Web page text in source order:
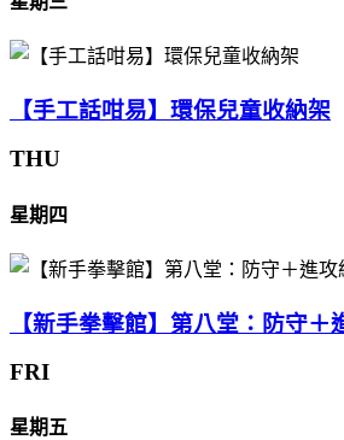
【手工話咁易】環保兒童收納架
THU
星期四
【新手拳擊館】第八堂：防守＋
FRI
星期五